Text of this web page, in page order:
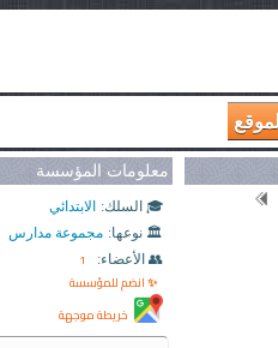
معلومات المؤسسة
🎓 السلك: الابتدائي
🏛️ نوعها: مجموعة مدارس
👥 الأعضاء:
1
✨ انضم للمؤسسة
خريطة موجهة